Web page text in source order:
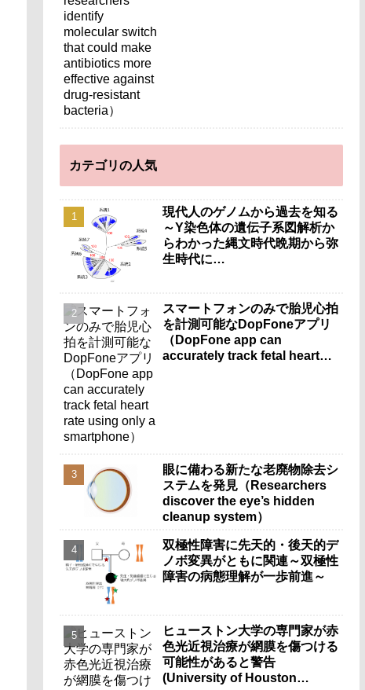
カテゴリの人気
現代人のゲノムから過去を知る
～Y染色体の遺伝子系図解析か
らわかった縄文時代晩期から弥
生時代に…
スマートフォンのみで胎児心拍
を計測可能なDopFoneアプリ
（DopFone app can
accurately track fetal heart
眼に備わる新たな老廃物除去シ
ステムを発見（Researchers
discover the eye’s hidden
cleanup system）
双極性障害に先天的・後天的デ
ノボ変異がともに関連～双極性
障害の病態理解が一歩前進～
ヒューストン大学の専門家が赤
色光近視治療が網膜を傷つける
可能性があると警告
(University of Houston